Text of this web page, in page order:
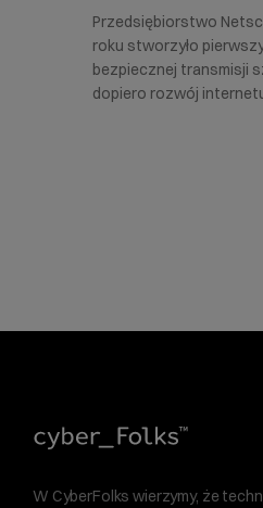
Przedsiębiorstwo
roku stworzyło
bezpiecznej transmisji
dopiero rozwój
W CyberFolks wierzymy, że